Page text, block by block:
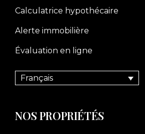
Calculatrice hypothécaire
Alerte immobilière
Évaluation en ligne
Français
NOS PROPRIÉTÉS